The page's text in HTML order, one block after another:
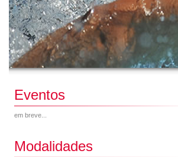
Eventos
em breve...
Modalidades